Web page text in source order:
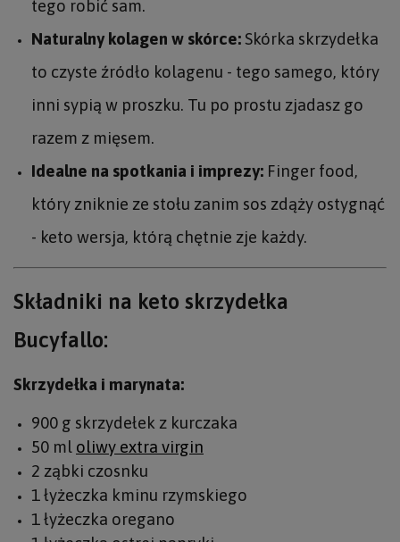
tego robić sam.
Naturalny kolagen w skórce:Skórka skrzydełka
to czyste źródło kolagenu - tego samego, który
inni sypią w proszku. Tu po prostu zjadasz go
razem z mięsem.
Idealne na spotkania i imprezy: Finger food,
który zniknie ze stołu zanim sos zdąży ostygnąć
- keto wersja, którą chętnie zje każdy.
Składniki na keto skrzydełka
Bucyfallo:
Skrzydełka i marynata:
900 g skrzydełek z kurczaka
50 ml oliwy extra virgin
2 ząbki czosnku
1 łyżeczka kminu rzymskiego
1 łyżeczka oregano